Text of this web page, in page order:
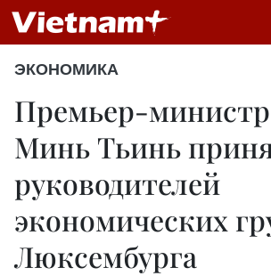
ЭКОНОМИКА
Премьер-
Минь Тьинь
руководителей
экономических
Люксембурга